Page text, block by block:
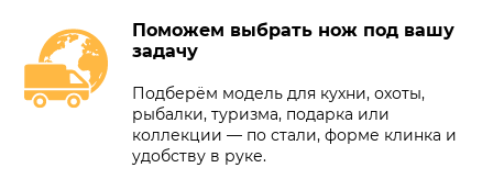
Поможем выбрать нож под вашу
задачу
Подберём модель для кухни, охоты,
рыбалки, туризма, подарка или
коллекции — по стали, форме клинка и
удобству в руке.